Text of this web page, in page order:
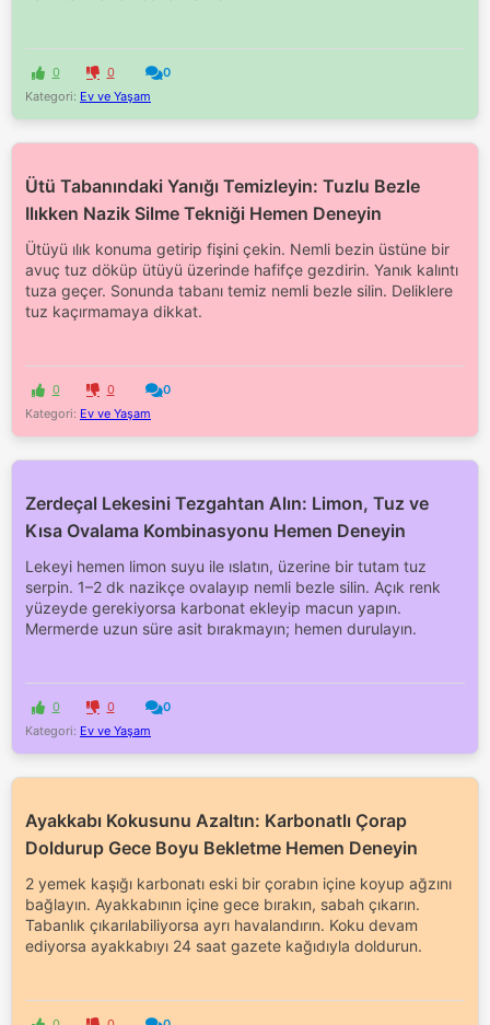
0 0
0
Kategori: Ev ve Yaşam
Ütü Tabanındaki Yanığı Temizleyin: Tuzlu Bezle
Ilıkken Nazik Silme Tekniği Hemen Deneyin
Ütüyü ılık konuma getirip fişini çekin. Nemli bezin üstüne bir
avuç tuz döküp ütüyü üzerinde hafifçe gezdirin. Yanık kalıntı
tuza geçer. Sonunda tabanı temiz nemli bezle silin. Deliklere
tuz kaçırmamaya dikkat.
0 0
0
Kategori: Ev ve Yaşam
Zerdeçal Lekesini Tezgahtan Alın: Limon, Tuz ve
Kısa Ovalama Kombinasyonu Hemen Deneyin
Lekeyi hemen limon suyu ile ıslatın, üzerine bir tutam tuz
serpin. 1–2 dk nazikçe ovalayıp nemli bezle silin. Açık renk
yüzeyde gerekiyorsa karbonat ekleyip macun yapın.
Mermerde uzun süre asit bırakmayın; hemen durulayın.
0 0
0
Kategori: Ev ve Yaşam
Ayakkabı Kokusunu Azaltın: Karbonatlı Çorap
Doldurup Gece Boyu Bekletme Hemen Deneyin
2 yemek kaşığı karbonatı eski bir çorabın içine koyup ağzını
bağlayın. Ayakkabının içine gece bırakın, sabah çıkarın.
Tabanlık çıkarılabiliyorsa ayrı havalandırın. Koku devam
ediyorsa ayakkabıyı 24 saat gazete kağıdıyla doldurun.